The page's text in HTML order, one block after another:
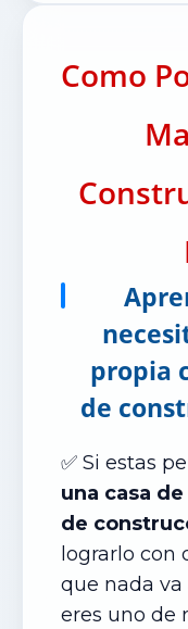
Como
propia
de
✅ Si estas
una casa
de
lograrlo con
que nada
eres uno de